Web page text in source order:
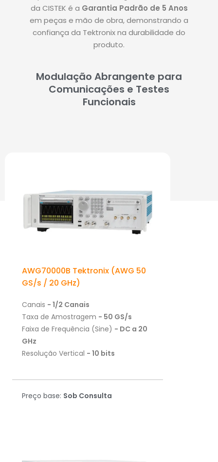
da CISTEK é a Garantia Padrão de 5 Anos
em peças e mão de obra, demonstrando a
confiança da Tektronix na durabilidade do
produto.
Modulação Abrangente para
Comunicações e Testes
Funcionais
AWG70000B Tektronix (AWG 50
GS/s / 20 GHz)
Canais - 1/2 Canais
Taxa de Amostragem - 50 GS/s
Faixa de Frequência (Sine) - DC a 20
GHz
Resolução Vertical - 10 bits
Preço base: Sob Consulta